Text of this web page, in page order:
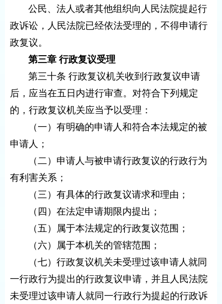
公民、法人或者其他组织向人民法院提起行
政诉讼，人民法院已经依法受理的，不得申请行
政复议。
第三章 行政复议受理
第三十条 行政复议机关收到行政复议申请
后，应当在五日内进行审查。对符合下列规定
的，行政复议机关应当予以受理：
（一）有明确的申请人和符合本法规定的被
申请人；
（二）申请人与被申请行政复议的行政行为
有利害关系；
（三）有具体的行政复议请求和理由；
（四）在法定申请期限内提出；
（五）属于本法规定的行政复议范围；
（六）属于本机关的管辖范围；
（七）行政复议机关未受理过该申请人就同
一行政行为提出的行政复议申请，并且人民法院
未受理过该申请人就同一行政行为提起的行政诉